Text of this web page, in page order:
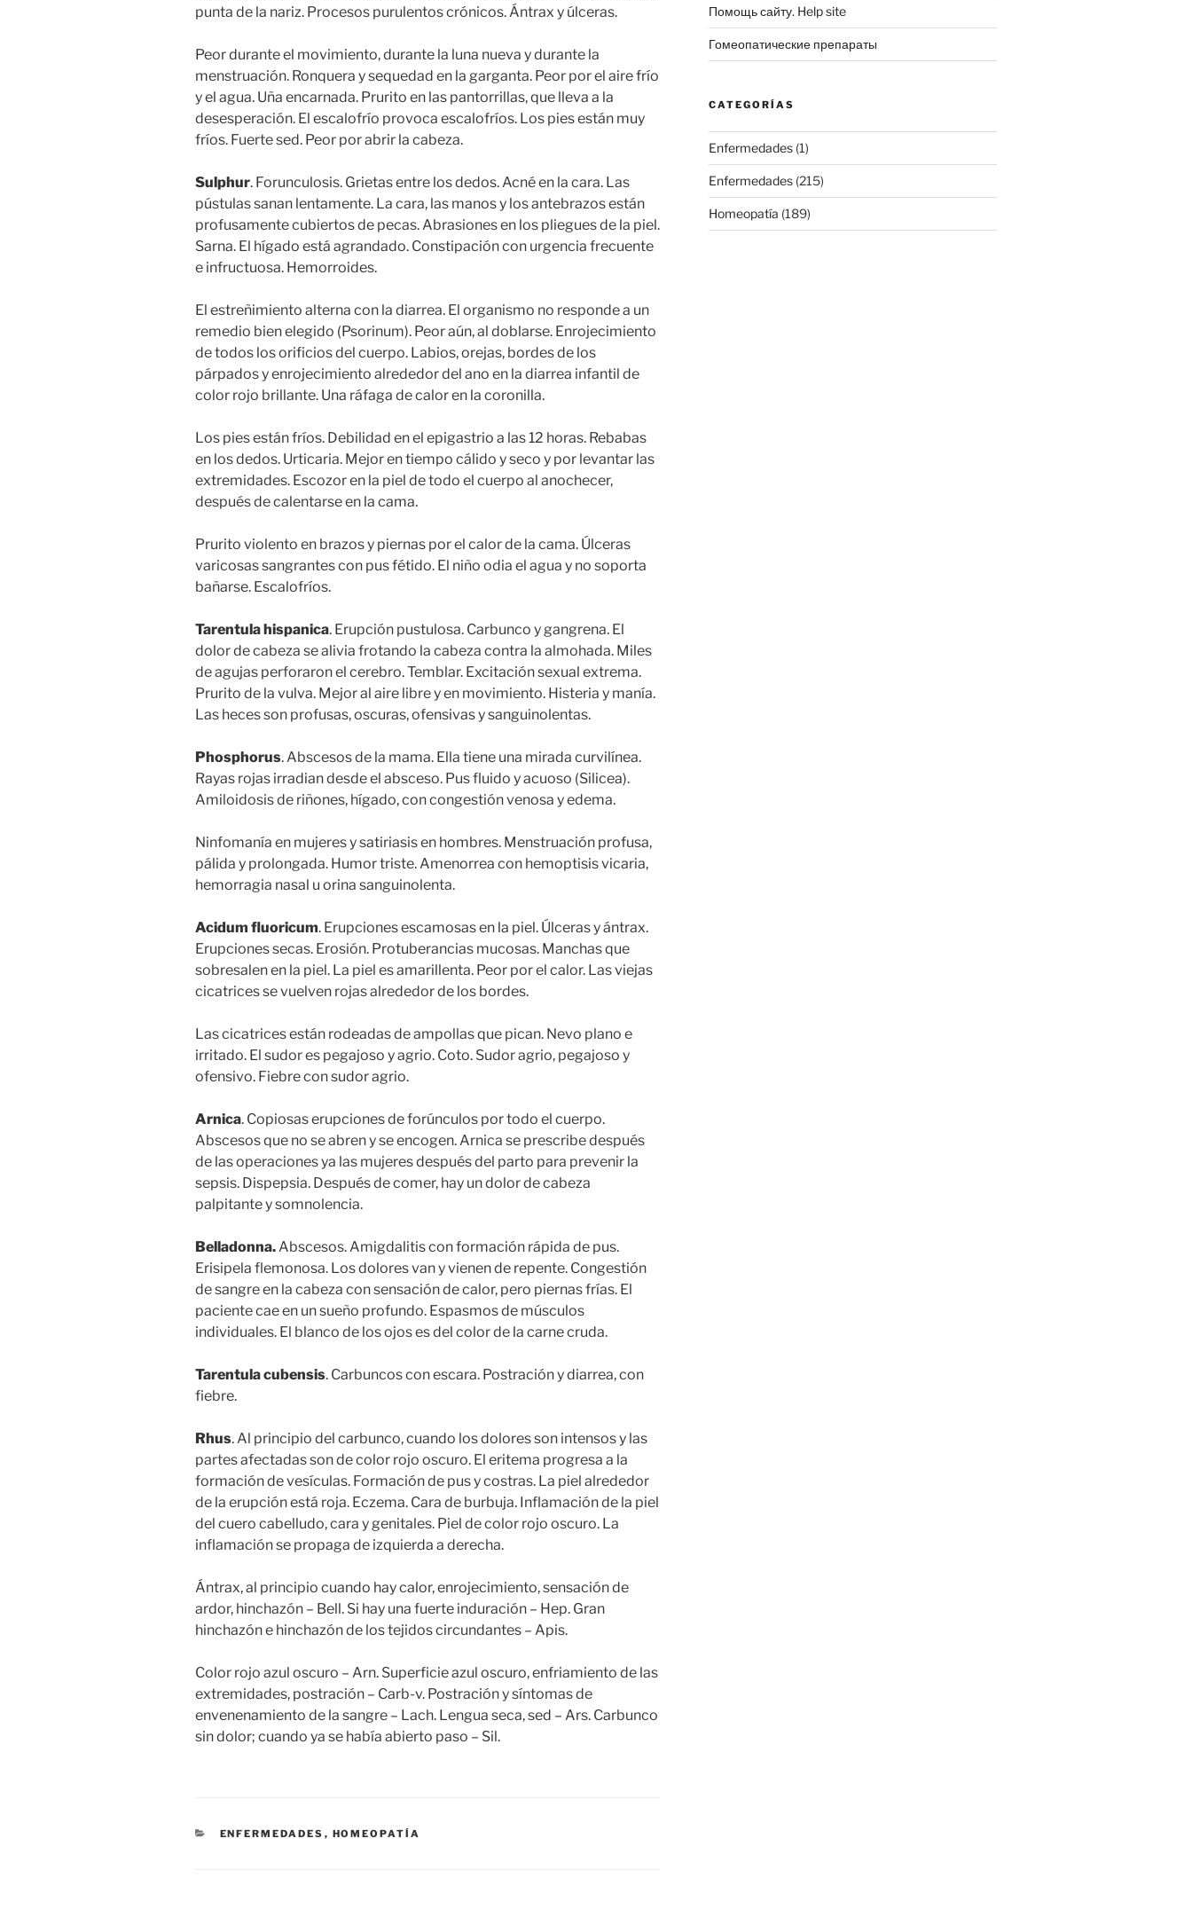
punta de la nariz. Procesos purulentos crónicos. Ántrax y úlceras.
Peor durante el movimiento, durante la luna nueva y durante la
menstruación. Ronquera y sequedad en la garganta. Peor por el aire frío
y el agua. Uña encarnada. Prurito en las pantorrillas, que lleva a la
desesperación. El escalofrío provoca escalofríos. Los pies están muy
fríos. Fuerte sed. Peor por abrir la cabeza.
Sulphur. Forunculosis. Grietas entre los dedos. Acné en la cara. Las
pústulas sanan lentamente. La cara, las manos y los antebrazos están
profusamente cubiertos de pecas. Abrasiones en los pliegues de la piel.
Sarna. El hígado está agrandado. Constipación con urgencia frecuente
e infructuosa. Hemorroides.
El estreñimiento alterna con la diarrea. El organismo no responde a un
remedio bien elegido (Psorinum). Peor aún, al doblarse. Enrojecimiento
de todos los orificios del cuerpo. Labios, orejas, bordes de los
párpados y enrojecimiento alrededor del ano en la diarrea infantil de
color rojo brillante. Una ráfaga de calor en la coronilla.
Los pies están fríos. Debilidad en el epigastrio a las 12 horas. Rebabas
en los dedos. Urticaria. Mejor en tiempo cálido y seco y por levantar las
extremidades. Escozor en la piel de todo el cuerpo al anochecer,
después de calentarse en la cama.
Prurito violento en brazos y piernas por el calor de la cama. Úlceras
varicosas sangrantes con pus fétido. El niño odia el agua y no soporta
bañarse. Escalofríos.
Tarentula hispanica. Erupción pustulosa. Carbunco y gangrena. El
dolor de cabeza se alivia frotando la cabeza contra la almohada. Miles
de agujas perforaron el cerebro. Temblar. Excitación sexual extrema.
Prurito de la vulva. Mejor al aire libre y en movimiento. Histeria y manía.
Las heces son profusas, oscuras, ofensivas y sanguinolentas.
Phosphorus. Abscesos de la mama. Ella tiene una mirada curvilínea.
Rayas rojas irradian desde el absceso. Pus fluido y acuoso (Silicea).
Amiloidosis de riñones, hígado, con congestión venosa y edema.
Ninfomanía en mujeres y satiriasis en hombres. Menstruación profusa,
pálida y prolongada. Humor triste. Amenorrea con hemoptisis vicaria,
hemorragia nasal u orina sanguinolenta.
Acidum fluoricum. Erupciones escamosas en la piel. Úlceras y ántrax.
Erupciones secas. Erosión. Protuberancias mucosas. Manchas que
sobresalen en la piel. La piel es amarillenta. Peor por el calor. Las viejas
cicatrices se vuelven rojas alrededor de los bordes.
Las cicatrices están rodeadas de ampollas que pican. Nevo plano e
irritado. El sudor es pegajoso y agrio. Coto. Sudor agrio, pegajoso y
ofensivo. Fiebre con sudor agrio.
Arnica. Copiosas erupciones de forúnculos por todo el cuerpo.
Abscesos que no se abren y se encogen. Arnica se prescribe después
de las operaciones ya las mujeres después del parto para prevenir la
sepsis. Dispepsia. Después de comer, hay un dolor de cabeza
palpitante y somnolencia.
Belladonna. Abscesos. Amigdalitis con formación rápida de pus.
Erisipela flemonosa. Los dolores van y vienen de repente. Congestión
de sangre en la cabeza con sensación de calor, pero piernas frías. El
paciente cae en un sueño profundo. Espasmos de músculos
individuales. El blanco de los ojos es del color de la carne cruda.
Tarentula cubensis. Carbuncos con escara. Postración y diarrea, con
fiebre.
Rhus. Al principio del carbunco, cuando los dolores son intensos y las
partes afectadas son de color rojo oscuro. El eritema progresa a la
formación de vesículas. Formación de pus y costras. La piel alrededor
de la erupción está roja. Eczema. Cara de burbuja. Inflamación de la piel
del cuero cabelludo, cara y genitales. Piel de color rojo oscuro. La
inflamación se propaga de izquierda a derecha.
Ántrax, al principio cuando hay calor, enrojecimiento, sensación de
ardor, hinchazón – Bell. Si hay una fuerte induración – Hep. Gran
hinchazón e hinchazón de los tejidos circundantes – Apis.
Color rojo azul oscuro – Arn. Superficie azul oscuro, enfriamiento de las
extremidades, postración – Carb-v. Postración y síntomas de
envenenamiento de la sangre – Lach. Lengua seca, sed – Ars. Carbunco
sin dolor; cuando ya se había abierto paso – Sil.
CATEGORÍAS
ENFERMEDADES , HOMEOPATÍA
Помощь сайту. Help site
Гомеопатические препараты
CATEGORÍAS
Enfermedades(1)
Enfermedades(215)
Homeopatía (189)